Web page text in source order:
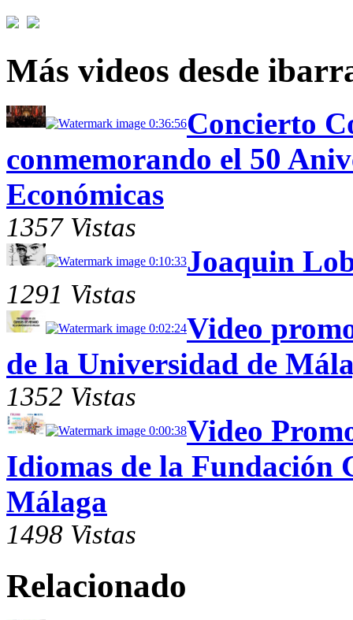
Más videos desde
0:36:56Concierto
conmemorando el 50
Económicas
1357 Vistas
0:10:33Joaquin
1291 Vistas
0:02:24Video
de la Universidad de
1352 Vistas
0:00:38Video
Idiomas de la Fundación
Málaga
1498 Vistas
Relacionado